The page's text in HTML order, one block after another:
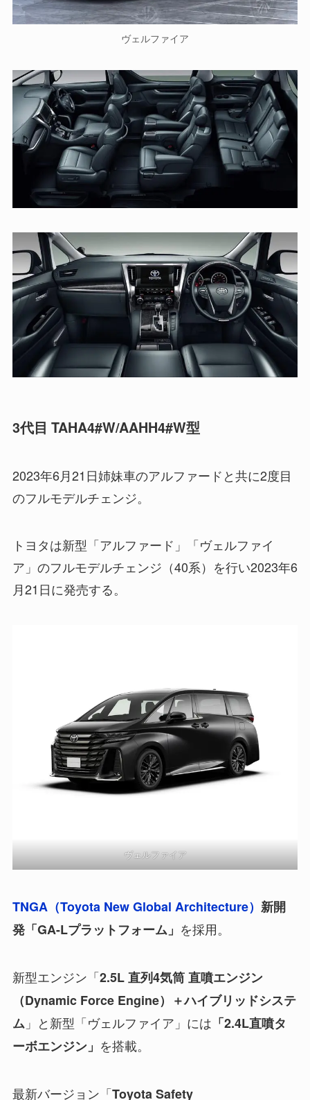
ヴェルファイア
3代目 TAHA4#W/AAHH4#W型
2023年6月21日姉妹車のアルファードと共に2度目
のフルモデルチェンジ。
トヨタは新型「アルファード」「ヴェルファイ
ア」のフルモデルチェンジ（40系）を行い2023年6
月21日に発売する。
ヴェルファイア
TNGA（Toyota New Global Architecture） 新開
発「GA-Lプラットフォーム」 を採用。
新型エンジン「2.5L 直列4気筒 直噴エンジン
（Dynamic Force Engine）＋ハイブリッドシステ
ム 」と新型「ヴェルファイア」には 「2.4L直噴タ
ーボエンジン」 を搭載。
最新バージョン「Toyota Safety